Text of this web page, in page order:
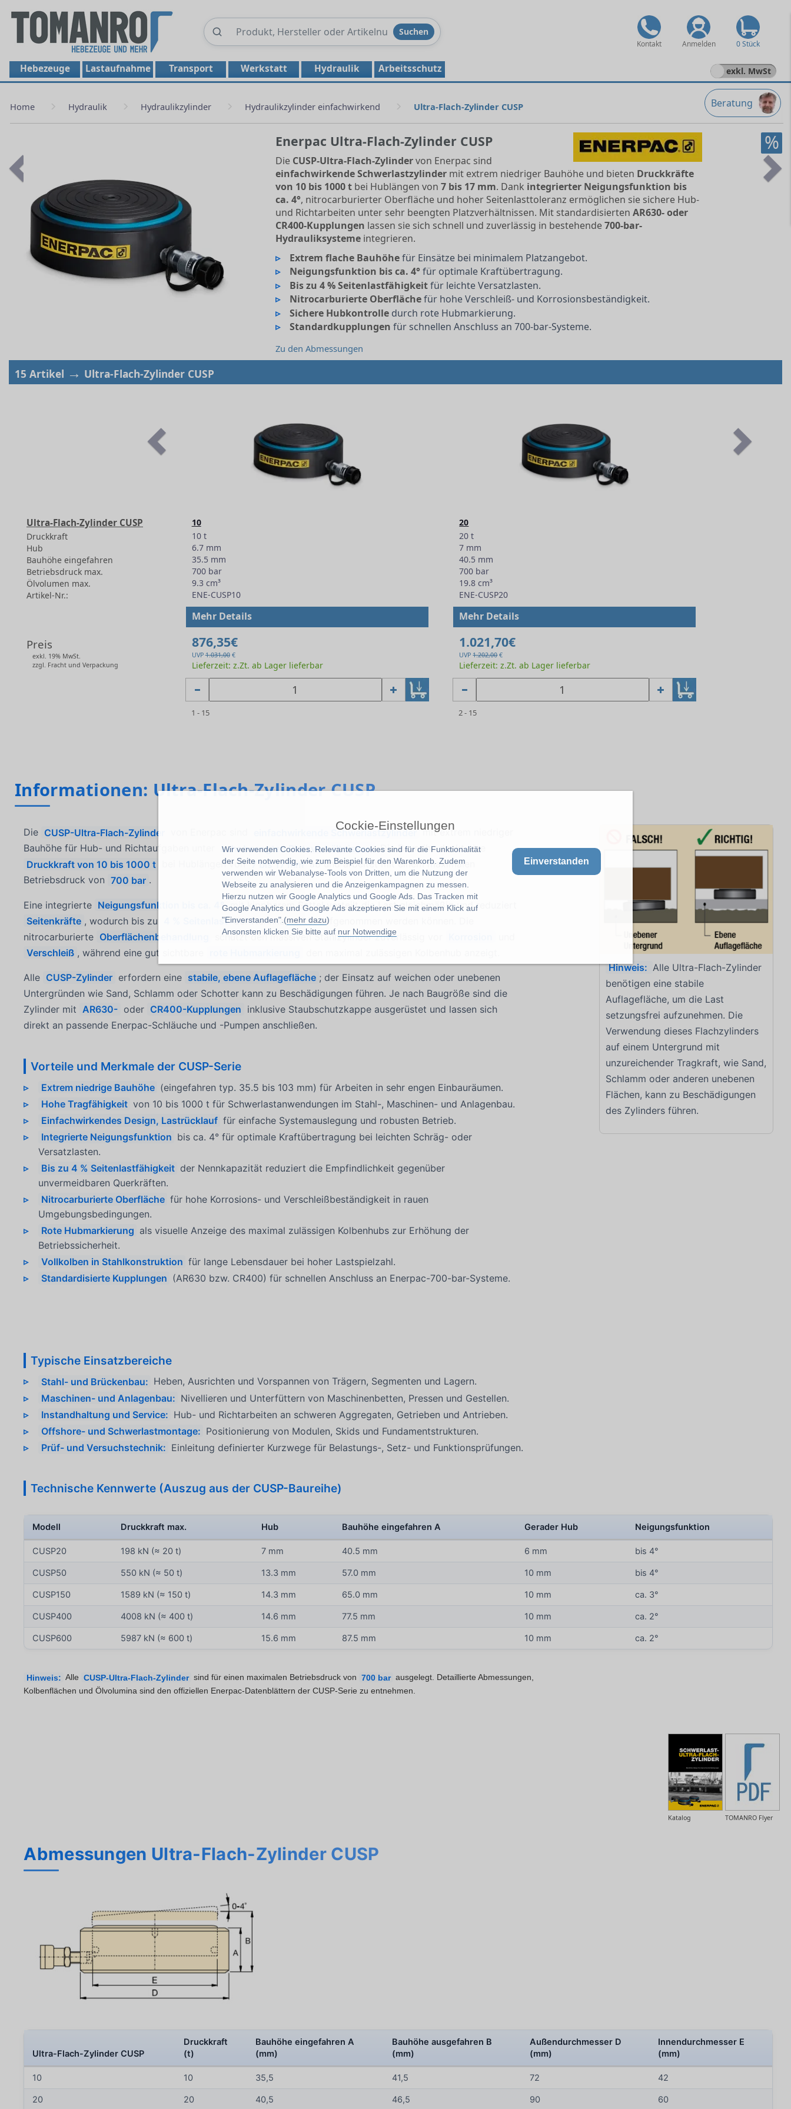
Cockie-Einstellungen
Wir verwenden Cookies. Relevante Cookies sind für die Funktionalität
der Seite notwendig, wie zum Beispiel für den Warenkorb. Zudem
verwenden wir Webanalyse-Tools von Dritten, um die Nutzung der
Webseite zu analysieren und die Anzeigenkampagnen zu messen.
Hierzu nutzen wir Google Analytics und Google Ads. Das Tracken mit
Google Analytics und Google Ads akzeptieren Sie mit einem Klick auf
"Einverstanden".(mehr dazu)
Ansonsten klicken Sie bitte auf nur Notwendige
Einverstanden
Produkte
Suchen
Kontakt Anmelden 0 Stück
Hebezeuge Lastaufnahme Transport Werkstatt Hydraulik Arbeitsschutz exkl. MwSt
Beratung
Home Hydraulik Hydraulikzylinder Hydraulikzylinder einfachwirkend Ultra-Flach-Zylinder CUSP
Previous
%
Enerpac Ultra-Flach-Zylinder CUSP
Die CUSP-Ultra-Flach-Zylindervon Enerpac sind
einfachwirkende Schwerlastzylindermit extrem niedriger Bauhöhe und bieten Druckkräfte
von 10 bis 1000 tbei Hublängen von 7 bis 17 mm. Dank integrierter Neigungsfunktion bis
ca. 4°, nitrocarburierter Oberfläche und hoher Seitenlasttoleranz ermöglichen sie sichere Hub-
und Richtarbeiten unter sehr beengten Platzverhältnissen. Mit standardisierten AR630- oder
CR400-Kupplungen lassen sie sich schnell und zuverlässig in bestehende700-bar-
Hydrauliksystemeintegrieren.
Extrem flache Bauhöhefür Einsätze bei minimalem Platzangebot.
Neigungsfunktion bis ca. 4° für optimale Kraftübertragung.
Bis zu 4 % Seitenlastfähigkeitfür leichte Versatzlasten.
Nitrocarburierte Oberflächefür hohe Verschleiß- und Korrosionsbeständigkeit.
Sichere Hubkontrolle durch rote Hubmarkierung.
Standardkupplungen für schnellen Anschluss an 700-bar-Systeme.
Zu den Abmessungen
15 Artikel → Ultra-Flach-Zylinder CUSP
Ultra-Flach-Zylinder CUSP
Druckkraft
Hub
Bauhöhe eingefahren
Betriebsdruck max.
Ölvolumen max.
Artikel-Nr.:
Preis
exkl. 19% MwSt.
zzgl. Fracht und Verpackung
10
10 t
6.7 mm
35.5 mm
700 bar
9.3 cm³
ENE-CUSP10
Mehr Details
876,35€
UVP1.031,00€
Lieferzeit: z.Zt. ab Lager lieferbar
1 - 15
20
20 t
7 mm
40.5 mm
700 bar
19.8 cm³
ENE-CUSP20
Mehr Details
1.021,70€
UVP1.202,00€
Lieferzeit: z.Zt. ab Lager lieferbar
2 - 15
Informationen: Ultra-Flach-Zylinder CUSP
Die CUSP-Ultra-Flach-Zylinder einfachwirkende Schwerlastzylinder mit extrem niedriger
Bauhöhe für Hub- und Richtaufgaben unter
sehr beengten Platzverhältnissen . Die Baureihe deckt eine
Druckkraft von 10 bis 1000 t
bei Hublängen von 7 bis 17 mm ab und arbeitet mit einem maximalen
Betriebsdruck von 700 bar .
Eine integrierte Neigungsfunktion bis ca. 4° mit kippbarem Sattel verteilt die Last gleichmäßig und reduziert
Seitenkräfte , wodurch bis zu 4 % Seitenlast der Nennkapazität aufgenommen werden können. Die
nitrocarburierte Oberflächenbehandlung schützt den massiven Stahlzylinder zuverlässig vor
Verschleiß , während eine gut sichtbare
Alle CUSP-Zylinder erfordern eine stabile, ebene Auflagefläche ; der Einsatz auf weichen oder unebenen
Untergründen wie Sand, Schlamm oder Schotter kann zu Beschädigungen führen. Je nach Baugröße sind die
Zylinder mit AR630- oder CR400-Kupplungen inklusive Staubschutzkappe ausgerüstet und lassen sich
direkt an passende Enerpac-Schläuche und -Pumpen anschließen.
Vorteile und Merkmale der CUSP-Serie
Extrem niedrige Bauhöhe (eingefahren typ. 35.5 bis 103 mm) für Arbeiten in sehr engen Einbauräumen.
Hohe Tragfähigkeit von 10 bis 1000 t für Schwerlastanwendungen im Stahl-, Maschinen- und Anlagenbau.
Einfachwirkendes Design, Lastrücklauf für einfache Systemauslegung und robusten Betrieb.
Integrierte Neigungsfunktion bis ca. 4° für optimale Kraftübertragung bei leichten Schräg- oder
Versatzlasten.
Bis zu 4 % Seitenlastfähigkeit der Nennkapazität reduziert die Empfindlichkeit gegenüber
unvermeidbaren Querkräften.
Nitrocarburierte Oberfläche für hohe Korrosions- und Verschleißbeständigkeit in rauen
Umgebungsbedingungen.
Rote Hubmarkierung als visuelle Anzeige des maximal zulässigen Kolbenhubs zur Erhöhung der
Betriebssicherheit.
Vollkolben in Stahlkonstruktion für lange Lebensdauer bei hoher Lastspielzahl.
Standardisierte Kupplungen (AR630 bzw. CR400) für schnellen Anschluss an Enerpac-700-bar-Systeme.
Hinweis: Alle Ultra-Flach-Zylinder
benötigen eine stabile
Auflagefläche, um die Last
setzungsfrei aufzunehmen. Die
Verwendung dieses Flachzylinders
auf einem Untergrund mit
unzureichender Tragkraft, wie Sand,
Schlamm oder anderen unebenen
Flächen, kann zu Beschädigungen
des Zylinders führen.
Typische Einsatzbereiche
Stahl- und Brückenbau: Heben, Ausrichten und Vorspannen von Trägern, Segmenten und Lagern.
Maschinen- und Anlagenbau: Nivellieren und Unterfüttern von Maschinenbetten, Pressen und Gestellen.
Instandhaltung und Service: Hub- und Richtarbeiten an schweren Aggregaten, Getrieben und Antrieben.
Offshore- und Schwerlastmontage: Positionierung von Modulen, Skids und Fundamentstrukturen.
Prüf- und Versuchstechnik: Einleitung definierter Kurzwege für Belastungs-, Setz- und Funktionsprüfungen.
Technische Kennwerte (Auszug aus der CUSP-Baureihe)
Modell Druckkraft max. Hub Bauhöhe eingefahren A Gerader Hub Neigungsfunktion
CUSP20 198 kN (≈ 20 t) 7 mm 40.5 mm 6 mm bis 4°
CUSP50 550 kN (≈ 50 t) 13.3 mm 57.0 mm 10 mm bis 4°
CUSP150 1589 kN (≈ 150 t) 14.3 mm 65.0 mm 10 mm ca. 3°
CUSP400 4008 kN (≈ 400 t) 14.6 mm 77.5 mm 10 mm ca. 2°
CUSP600 5987 kN (≈ 600 t) 15.6 mm 87.5 mm 10 mm ca. 2°
Hinweis: Alle CUSP-Ultra-Flach-Zylinder sind für einen maximalen Betriebsdruck von 700 bar ausgelegt. Detaillierte Abmessungen,
Kolbenflächen und Ölvolumina sind den offiziellen Enerpac-Datenblättern der CUSP-Serie zu entnehmen.
TOMANRO Flyer
Katalog
Abmessungen Ultra-Flach-Zylinder CUSP
Ultra-Flach-Zylinder CUSP
Druckkraft
(t)
Bauhöhe eingefahren A
(mm)
Bauhöhe ausgefahren B
(mm)
Außendurchmesser D
(mm)
Innendurchmesser E
(mm)
10 10 35,5 41,5 72 42
20 20 40,5 46,5 90 60